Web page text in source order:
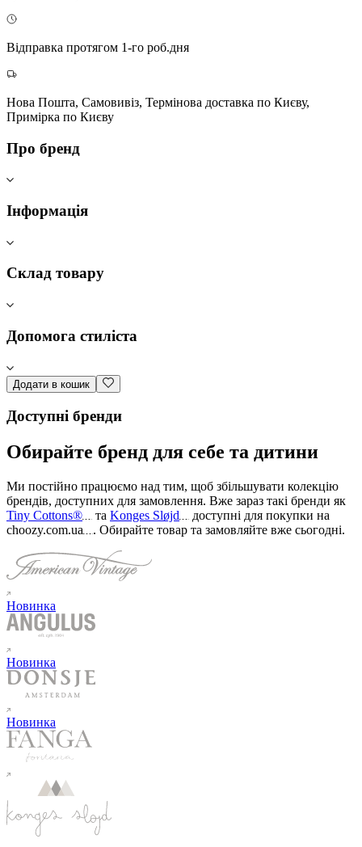
Відправка протягом 1-го роб.дня
Нова Пошта, Самовивіз, Термінова доставка по Києву,
Примірка по Києву
Про бренд
Інформація
Склад товару
Допомога стиліста
Додати в кошик
Доступні бренди
Обирайте бренд для себе та дитини
Ми постійно працюємо над тим, щоб збільшувати колекцію
брендів, доступних для замовлення. Вже зараз такі бренди як
Tiny Cottons®
та Konges Sløjd
доступні для покупки на
choozy.com.ua
. Обирайте товар та замовляйте вже сьогодні.
Новинка
Новинка
Новинка